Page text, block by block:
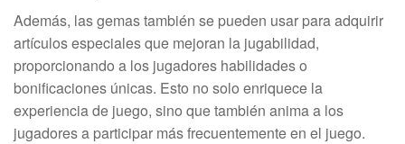
Además, las gemas también se pueden usar para adquirir
artículos especiales que mejoran la jugabilidad,
proporcionando a los jugadores habilidades o
bonificaciones únicas. Esto no solo enriquece la
experiencia de juego, sino que también anima a los
jugadores a participar más frecuentemente en el juego.